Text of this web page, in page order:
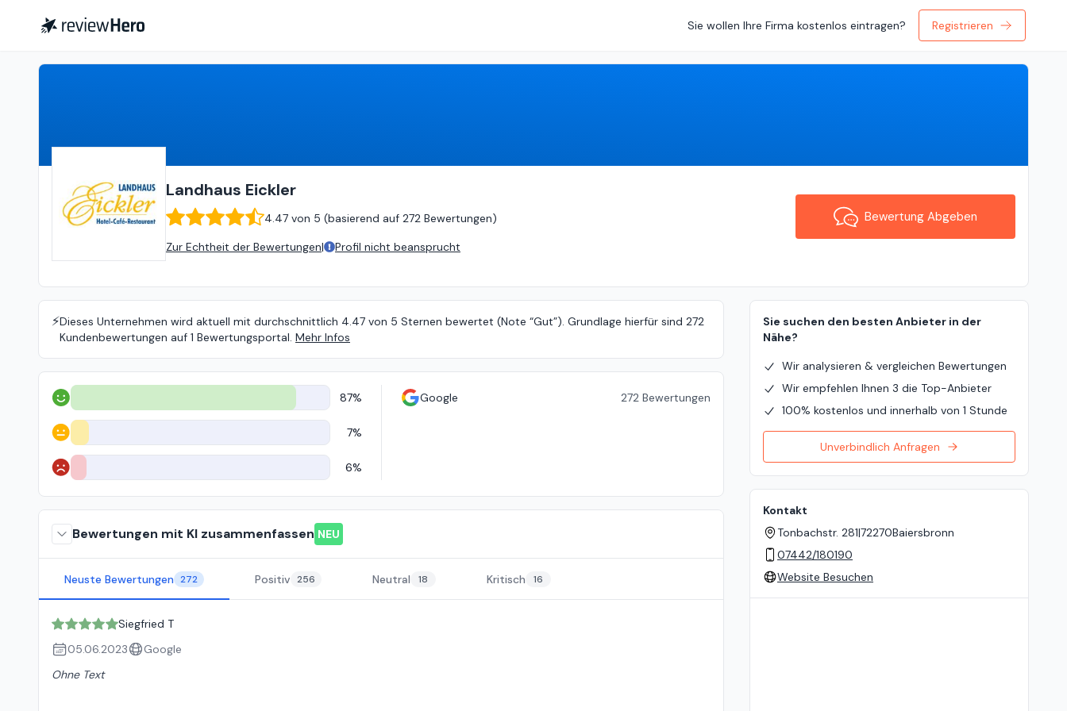
Sie wollen Ihre Firma kostenlos eintragen? Registrieren
Landhaus Eickler
4.47 von 5 (basierend auf 272 Bewertungen)
Zur Echtheit der Bewertungen| Profil nicht beansprucht
Bewertung Abgeben
⚡️Dieses Unternehmen wird aktuell mit durchschnittlich 4.47 von 5 Sternen bewertet (Note “Gut”). Grundlage hierfür sind 272
Kundenbewertungen auf 1 Bewertungsportal. Mehr Infos
Positiv 87%
Neutral 7%
Negativ 6%
Google 272 Bewertungen
Bewertungen mit KI zusammenfassen NEU
Neuste Bewertungen 272 Positiv 256 Neutral 18 Kritisch 16
Siegfried T
05.06.2023
Google
Ohne Text
Sie suchen den besten Anbieter in der
Nähe?
Wir analysieren & vergleichen Bewertungen
Wir empfehlen Ihnen 3 die Top-Anbieter
100% kostenlos und innerhalb von 1 Stunde
Unverbindlich Anfragen
Kontakt
Tonbachstr. 281|72270Baiersbronn
07442/180190
Website Besuchen